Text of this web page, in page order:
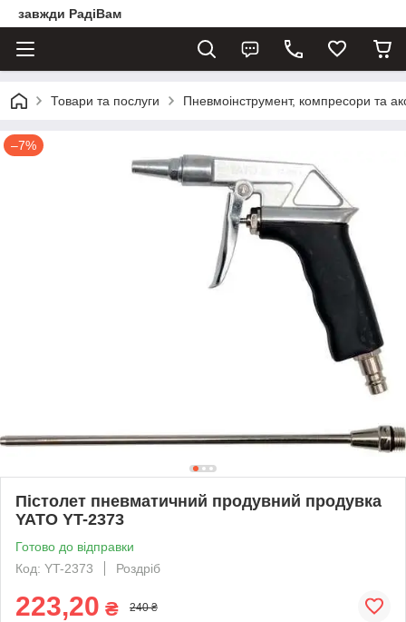
завжди РадіВам
Товари та послуги Пневмоінструмент, компресори та
–7%
Пістолет пневматичний продувний продувка
YATO YT-2373
Готово до відправки
Код: YT-2373
Роздріб
223,20 ₴ 240 ₴